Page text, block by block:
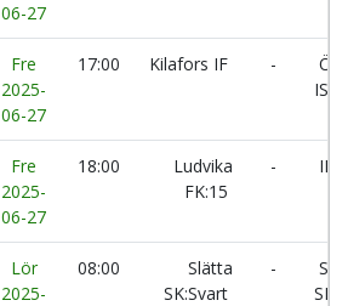
06-27
Fre
2025-
06-27
17:00 Kilafors IF -
IS:1
Fre
2025-
06-27
18:00
Ludvika
FK:15
-
Lör
2025-
08:00
Slätta
SK:Svart
-